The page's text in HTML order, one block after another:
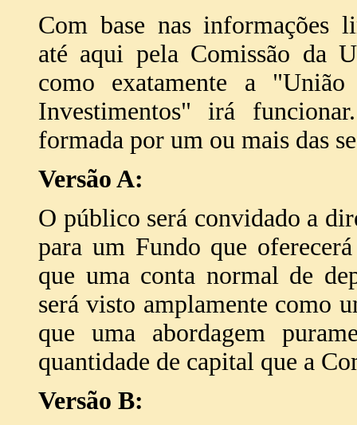
Com base nas informações
até aqui pela Comissão da
como exatamente a "União
Investimentos" irá
formada por um ou mais das
Versão A:
O público será convidado a
para um Fundo que
que uma conta normal de
será visto amplamente como
que uma abordagem
quantidade de capital que a
Versão B: